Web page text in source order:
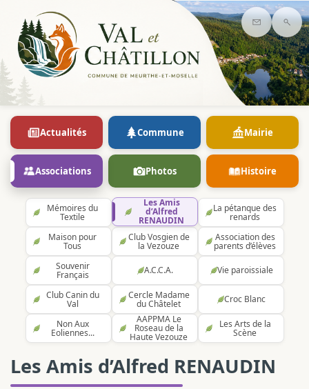
Contact
Actualités Commune Mairie
Associations Photos Histoire
Mémoires du
Textile
Les Amis
d’Alfred
RENAUDIN
La pétanque des
renards
Maison pour
Tous
Club Vosgien de
la Vezouze
Association des
parents d’élèves
Souvenir
Français A.C.C.A. Vie paroissiale
Club Canin du
Val
Cercle Madame
du Châtelet Croc Blanc
Non Aux
Eoliennes...
AAPPMA Le
Roseau de la
Haute Vezouze
Les Arts de la
Scène
Les Amis d’Alfred RENAUDIN